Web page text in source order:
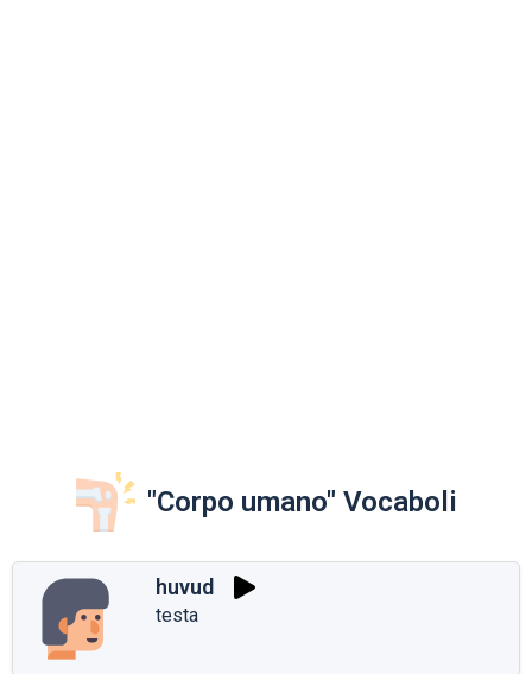
"Corpo umano" Vocaboli
huvud
testa